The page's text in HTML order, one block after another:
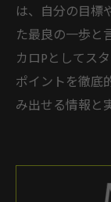
は、自分の目標
た最良の一歩と
カロPとしてス
ポイントを徹底
み出せる情報と